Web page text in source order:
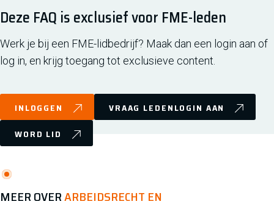
Deze FAQ is exclusief voor FME-leden
Werk je bij een FME-lidbedrijf? Maak dan een login aan of
log in, en krijg toegang tot exclusieve content.
INLOGGEN
VRAAG LEDENLOGIN AAN
WORD LID
MEER OVERARBEIDSRECHT EN